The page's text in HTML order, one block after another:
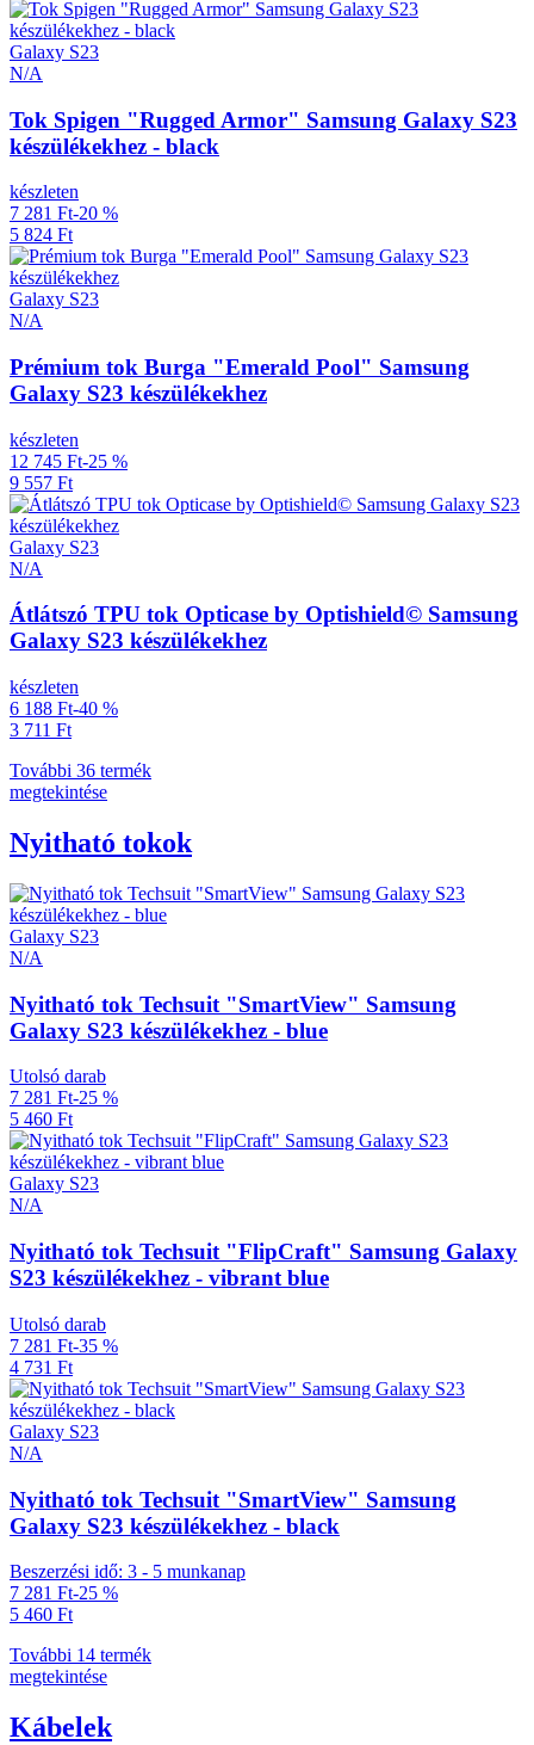
Galaxy S23
N/A
Tok Spigen "Rugged Armor" Samsung Galaxy S23
készülékekhez - black
készleten
7 281 Ft-20 %
5 824 Ft
Galaxy S23
N/A
Prémium tok Burga "Emerald Pool" Samsung
Galaxy S23 készülékekhez
készleten
12 745 Ft-25 %
9 557 Ft
Galaxy S23
N/A
Átlátszó TPU tok Opticase by Optishield© Samsung
Galaxy S23 készülékekhez
készleten
6 188 Ft-40 %
3 711 Ft
További 36 termék
megtekintése
Nyitható tokok
Galaxy S23
N/A
Nyitható tok Techsuit "SmartView" Samsung
Galaxy S23 készülékekhez - blue
Utolsó darab
7 281 Ft-25 %
5 460 Ft
Galaxy S23
N/A
Nyitható tok Techsuit "FlipCraft" Samsung Galaxy
S23 készülékekhez - vibrant blue
Utolsó darab
7 281 Ft-35 %
4 731 Ft
Galaxy S23
N/A
Nyitható tok Techsuit "SmartView" Samsung
Galaxy S23 készülékekhez - black
Beszerzési idő: 3 - 5 munkanap
7 281 Ft-25 %
5 460 Ft
További 14 termék
megtekintése
Kábelek